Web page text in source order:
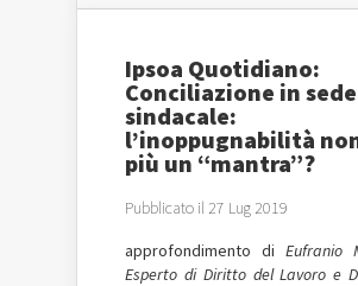
Ipsoa Quotidiano:
Conciliazione in sede
sindacale:
l’inoppugnabilità
più un “mantra”?
Pubblicato il 27 Lug 2019
approfondimento di Eufranio
Esperto di Diritto del Lavoro e